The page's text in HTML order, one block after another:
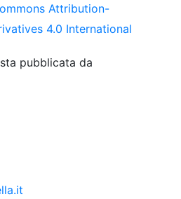
Attribution-
4.0 International
pubblicata da